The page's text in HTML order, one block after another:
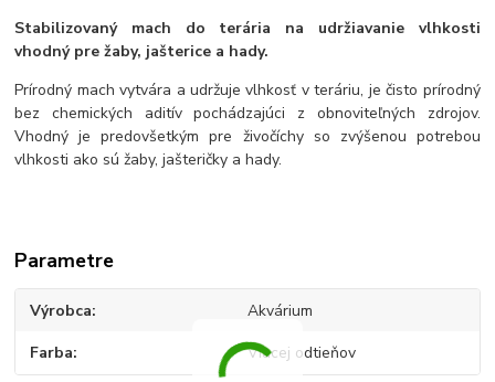
Stabilizovaný mach do terária na udržiavanie vlhkosti
vhodný pre žaby, jašterice a hady.
Prírodný mach vytvára a udržuje vlhkosť v teráriu, je čisto prírodný
bez chemických aditív pochádzajúci z obnoviteľných zdrojov.
Vhodný je predovšetkým pre živočíchy so zvýšenou potrebou
vlhkosti ako sú žaby, jašteričky a hady.
Parametre
Výrobca Akvárium
Farba Viacej odtieňov